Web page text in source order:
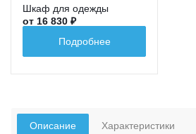
Шкаф для одежды
от 16 830 ₽
Подробнее
Описание Характеристики